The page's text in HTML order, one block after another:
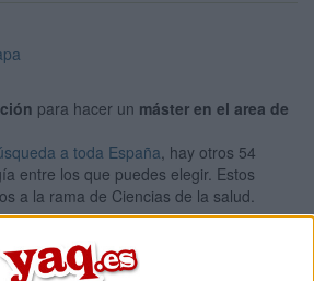
para hacer un máster en el area de
a toda España, hay otros 54
entre los que puedes elegir. Estos
a la rama de Ciencias de la salud.
Alimentarias